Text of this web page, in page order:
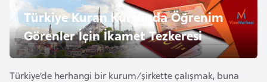
i
z
e
İ
ş
i
ş
i
Türkiye Kuran Kursunda Öğrenim
Görenler İçin İkamet Tezkeresi
Türkiye’de herhangi bir kurum/şirkette çalışmak, buna
A
v
u